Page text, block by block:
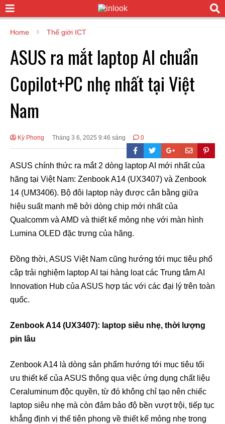
Home Thế giới ICT
ASUS ra mắt laptop AI chuẩn
Copilot+PC nhẹ nhất tại Việt
Nam
Kỳ Phong Tháng 3 6, 2025 9:46 sáng 0
ASUS chính thức ra mắt 2 dòng laptop AI mới nhất của
hãng tại Việt Nam: Zenbook A14 (UX3407) và Zenbook
14 (UM3406). Bộ đôi laptop này được cân bằng giữa
hiệu suất mạnh mẽ bởi dòng chip mới nhất của
Qualcomm và AMD và thiết kế mỏng nhẹ với màn hình
Lumina OLED đặc trưng của hãng.
Đồng thời, ASUS Việt Nam cũng hướng tới mục tiêu phổ
cập trải nghiệm laptop AI tại hàng loạt các Trung tâm AI
Innovation Hub của ASUS hợp tác với các đại lý trên toàn
quốc.
Zenbook A14 (UX3407): laptop siêu nhẹ, thời lượng
pin lâu
Zenbook A14 là dòng sản phẩm hướng tới mục tiêu tối
ưu thiết kế của ASUS thông qua việc ứng dụng chất liệu
Ceraluminum độc quyền, từ đó không chỉ tạo nên chiếc
laptop siêu nhẹ mà còn đảm bảo độ bền vượt trội, tiếp tục
khẳng định vị thế tiên phong về thiết kế mỏng nhẹ trong